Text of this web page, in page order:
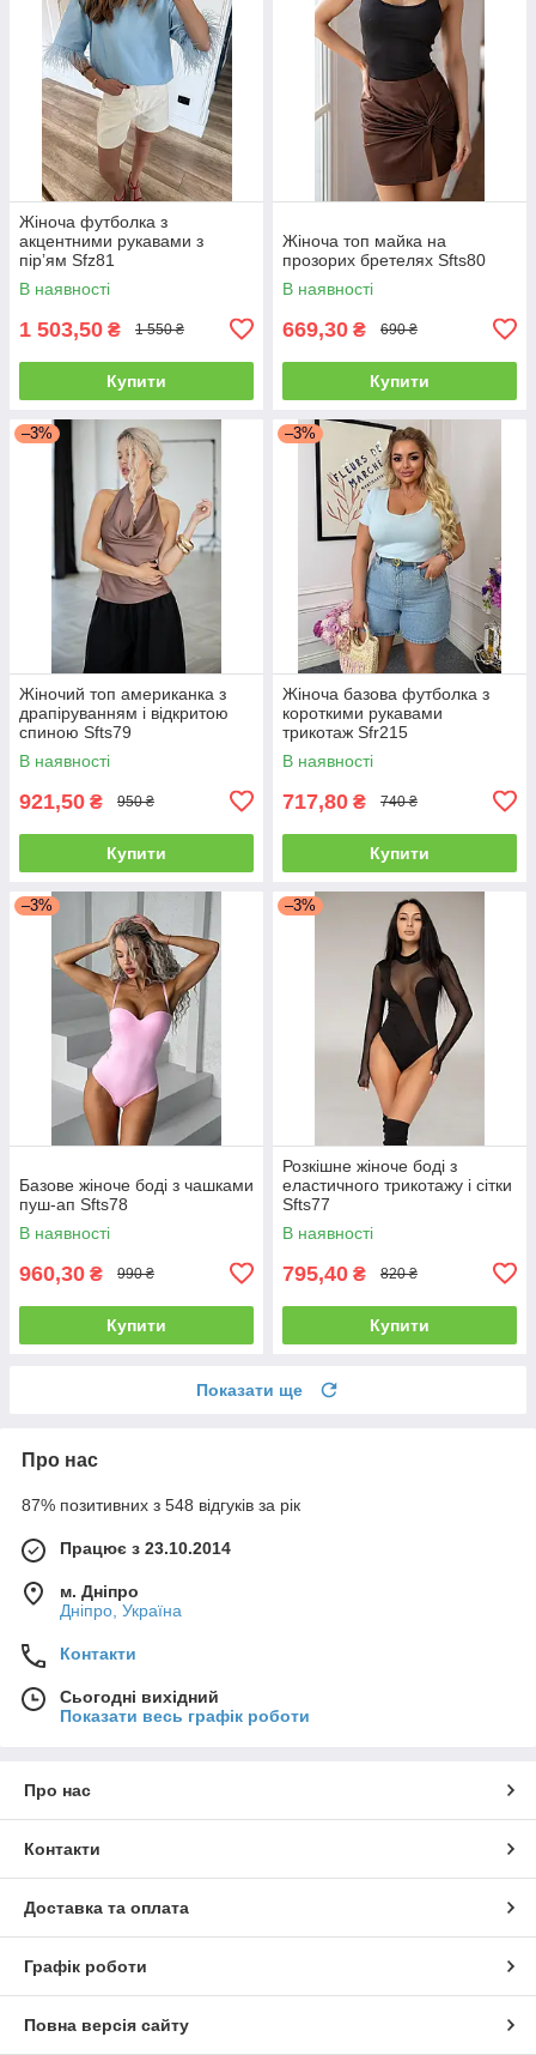
Жіноча футболка з
акцентними рукавами з
пірʼям Sfz81
В наявності
1 503,50 ₴ 1 550 ₴
Купити
Жіноча топ майка на
прозорих бретелях Sfts80
В наявності
669,30 ₴ 690 ₴
Купити
–3%
Жіночий топ американка з
драпіруванням і відкритою
спиною Sfts79
В наявності
921,50 ₴ 950 ₴
Купити
–3%
Жіноча базова футболка з
короткими рукавами
трикотаж Sfr215
В наявності
717,80 ₴ 740 ₴
Купити
–3%
Базове жіноче боді з чашками
пуш-ап Sfts78
В наявності
960,30 ₴ 990 ₴
Купити
–3%
Розкішне жіноче боді з
еластичного трикотажу і сітки
Sfts77
В наявності
795,40 ₴ 820 ₴
Купити
Показати ще
Про нас
87% позитивних з 548 відгуків за рік
Працює з 23.10.2014
м. Дніпро
Дніпро, Україна
Контакти
Сьогодні вихідний
Показати весь графік роботи
Про нас
Контакти
Доставка та оплата
Графік роботи
Повна версія сайту